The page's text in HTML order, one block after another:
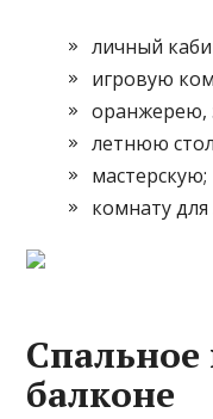
личный
игровую
оранжерею,
летнюю
мастерскую;
комнату
Спальное
балконе